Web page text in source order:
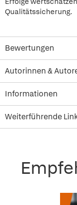
Qualitätssicherung.
Bewertungen
Autorinnen &
Informationen
Weiterführende